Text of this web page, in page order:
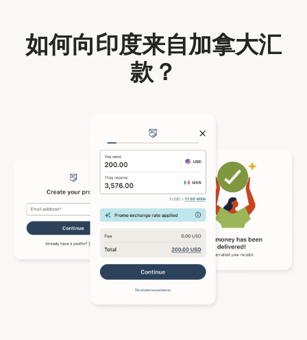
如何向印度来自加拿大汇
款？